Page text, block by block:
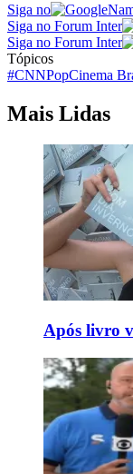
Siga no
Siga no Forum Inter
Siga no Forum Inter
Tópicos
#CNNPopCinema
Mais Lidas
Após livro